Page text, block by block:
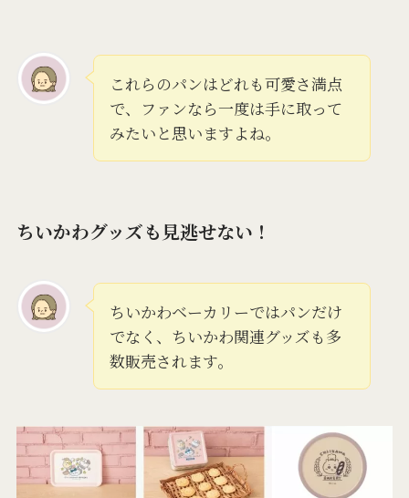
これらのパンはどれも可愛さ満点
で、ファンなら一度は手に取って
みたいと思いますよね。
ちいかわグッズも見逃せない！
ちいかわベーカリーではパンだけ
でなく、ちいかわ関連グッズも多
数販売されます。